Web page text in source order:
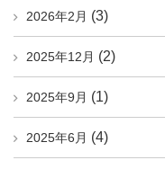
2026年2月 (3)
2025年12月 (2)
2025年9月 (1)
2025年6月 (4)